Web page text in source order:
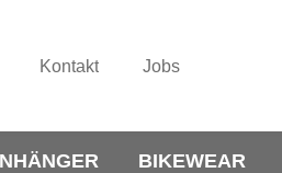
Kontakt Jobs
BIKEWEAR